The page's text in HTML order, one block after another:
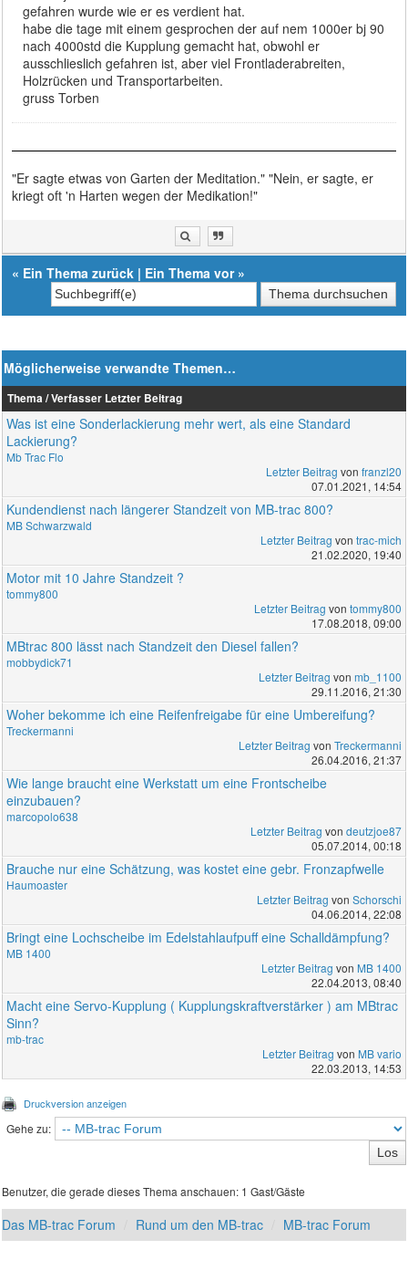
gefahren wurde wie er es verdient hat.
habe die tage mit einem gesprochen der auf nem 1000er bj 90
nach 4000std die Kupplung gemacht hat, obwohl er
ausschlieslich gefahren ist, aber viel Frontladerabreiten,
Holzrücken und Transportarbeiten.
gruss Torben
"Er sagte etwas von Garten der Meditation." "Nein, er sagte, er
kriegt oft 'n Harten wegen der Medikation!"
« Ein Thema zurück | Ein Thema vor»
Möglicherweise verwandte Themen…
Thema / Verfasser Letzter Beitrag
Was ist eine Sonderlackierung mehr wert, als eine Standard
Lackierung?
Mb Trac Flo
Letzter Beitrag von franzl20
07.01.2021, 14:54
Kundendienst nach längerer Standzeit von MB-trac 800?
MB Schwarzwald
Letzter Beitrag von trac-mich
21.02.2020, 19:40
Motor mit 10 Jahre Standzeit ?
tommy800
Letzter Beitrag von tommy800
17.08.2018, 09:00
MBtrac 800 lässt nach Standzeit den Diesel fallen?
mobbydick71
Letzter Beitrag von mb_1100
29.11.2016, 21:30
Woher bekomme ich eine Reifenfreigabe für eine Umbereifung?
Treckermanni
Letzter Beitrag von Treckermanni
26.04.2016, 21:37
Wie lange braucht eine Werkstatt um eine Frontscheibe
einzubauen?
marcopolo638
Letzter Beitrag von deutzjoe87
05.07.2014, 00:18
Brauche nur eine Schätzung, was kostet eine gebr. Fronzapfwelle
Haumoaster
Letzter Beitrag von Schorschi
04.06.2014, 22:08
Bringt eine Lochscheibe im Edelstahlaufpuff eine Schalldämpfung?
MB 1400
Letzter Beitrag von MB 1400
22.04.2013, 08:40
Macht eine Servo-Kupplung ( Kupplungskraftverstärker ) am MBtrac
Sinn?
mb-trac
Letzter Beitrag von MB vario
22.03.2013, 14:53
Druckversion anzeigen
Gehe zu:
Benutzer, die gerade dieses Thema anschauen: 1 Gast/Gäste
Das MB-trac Forum Rund um den MB-trac MB-trac Forum